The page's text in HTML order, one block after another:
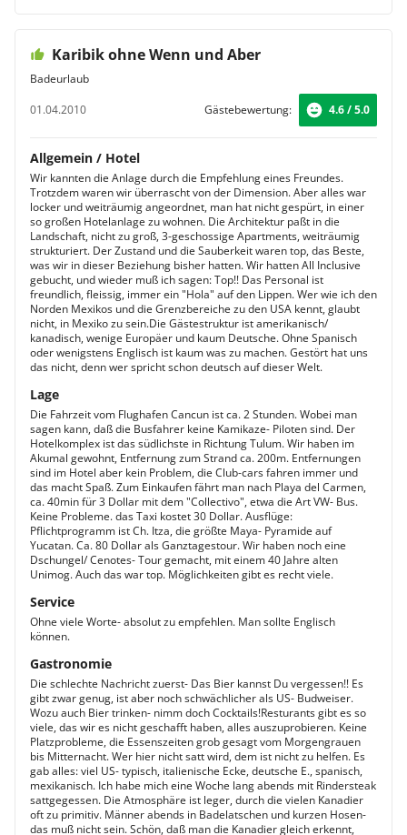
Karibik ohne Wenn und Aber
Badeurlaub
01.04.2010
Gästebewertung: 4.6 / 5.0
Allgemein / Hotel
Wir kannten die Anlage durch die Empfehlung eines Freundes.
Trotzdem waren wir überrascht von der Dimension. Aber alles war
locker und weiträumig angeordnet, man hat nicht gespürt, in einer
so großen Hotelanlage zu wohnen. Die Architektur paßt in die
Landschaft, nicht zu groß, 3-geschossige Apartments, weiträumig
strukturiert. Der Zustand und die Sauberkeit waren top, das Beste,
was wir in dieser Beziehung bisher hatten. Wir hatten All Inclusive
gebucht, und wieder muß ich sagen: Top!! Das Personal ist
freundlich, fleissig, immer ein "Hola" auf den Lippen. Wer wie ich den
Norden Mexikos und die Grenzbereiche zu den USA kennt, glaubt
nicht, in Mexiko zu sein.Die Gästestruktur ist amerikanisch/
kanadisch, wenige Europäer und kaum Deutsche. Ohne Spanisch
oder wenigstens Englisch ist kaum was zu machen. Gestört hat uns
das nicht, denn wer spricht schon deutsch auf dieser Welt.
Lage
Die Fahrzeit vom Flughafen Cancun ist ca. 2 Stunden. Wobei man
sagen kann, daß die Busfahrer keine Kamikaze- Piloten sind. Der
Hotelkomplex ist das südlichste in Richtung Tulum. Wir haben im
Akumal gewohnt, Entfernung zum Strand ca. 200m. Entfernungen
sind im Hotel aber kein Problem, die Club-cars fahren immer und
das macht Spaß. Zum Einkaufen fährt man nach Playa del Carmen,
ca. 40min für 3 Dollar mit dem "Collectivo", etwa die Art VW- Bus.
Keine Probleme. das Taxi kostet 30 Dollar. Ausflüge:
Pflichtprogramm ist Ch. Itza, die größte Maya- Pyramide auf
Yucatan. Ca. 80 Dollar als Ganztagestour. Wir haben noch eine
Dschungel/ Cenotes- Tour gemacht, mit einem 40 Jahre alten
Unimog. Auch das war top. Möglichkeiten gibt es recht viele.
Service
Ohne viele Worte- absolut zu empfehlen. Man sollte Englisch
können.
Gastronomie
Die schlechte Nachricht zuerst- Das Bier kannst Du vergessen!! Es
gibt zwar genug, ist aber noch schwächlicher als US- Budweiser.
Wozu auch Bier trinken- nimm doch Cocktails!Resturants gibt es so
viele, das wir es nicht geschafft haben, alles auszuprobieren. Keine
Platzprobleme, die Essenszeiten grob gesagt vom Morgengrauen
bis Mitternacht. Wer hier nicht satt wird, dem ist nicht zu helfen. Es
gab alles: viel US- typisch, italienische Ecke, deutsche E., spanisch,
mexikanisch. Ich habe mich eine Woche lang abends mit Rindersteak
sattgegessen. Die Atmosphäre ist leger, durch die vielen Kanadier
oft zu primitiv. Männer abends in Badelatschen und kurzen Hosen-
das muß nicht sein. Schön, daß man die Kanadier gleich erkennt,